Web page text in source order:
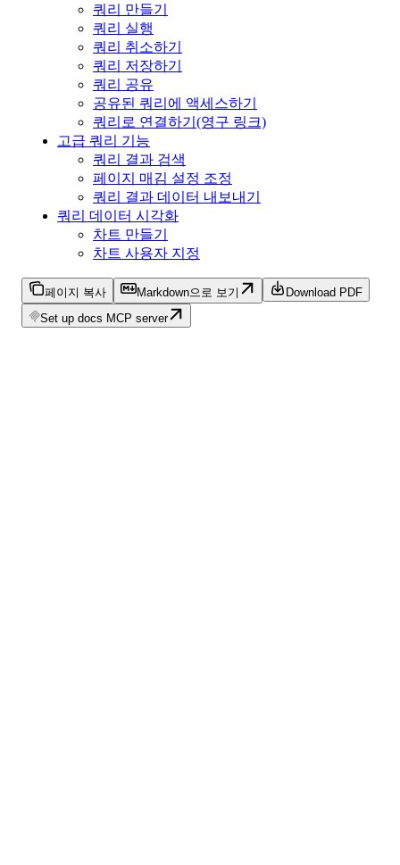
쿼리 만들기
쿼리 실행
쿼리 취소하기
쿼리 저장하기
쿼리 공유
공유된 쿼리에 액세스하기
쿼리로 연결하기(영구 링크)
고급 쿼리 기능
쿼리 결과 검색
페이지 매김 설정 조정
쿼리 결과 데이터 내보내기
쿼리 데이터 시각화
차트 만들기
차트 사용자 지정
페이지 복사 Markdown으로 보기
Download PDF
Set up docs MCP server